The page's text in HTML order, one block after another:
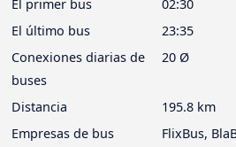
El primer bus
02:30
El último bus
23:35
Conexiones diarias de
buses
20 Ø
Distancia
195.8 km
Empresas de bus
FlixBus,